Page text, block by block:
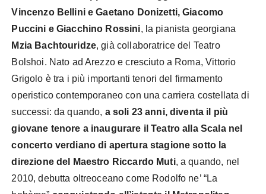
Vincenzo Bellini e Gaetano Donizetti, Giacomo
Puccini e Giacchino Rossini, la pianista georgiana
Mzia Bachtouridze, già collaboratrice del Teatro
Bolshoi. Nato ad Arezzo e cresciuto a Roma, Vittorio
Grigolo è tra i più importanti tenori del firmamento
operistico contemporaneo con una carriera costellata di
successi: da quando, a soli 23 anni, diventa il più
giovane tenore a inaugurare il Teatro alla Scala nel
concerto verdiano di apertura stagione sotto la
direzione del Maestro Riccardo Muti, a quando, nel
2010, debutta oltreoceano come Rodolfo ne’ “La